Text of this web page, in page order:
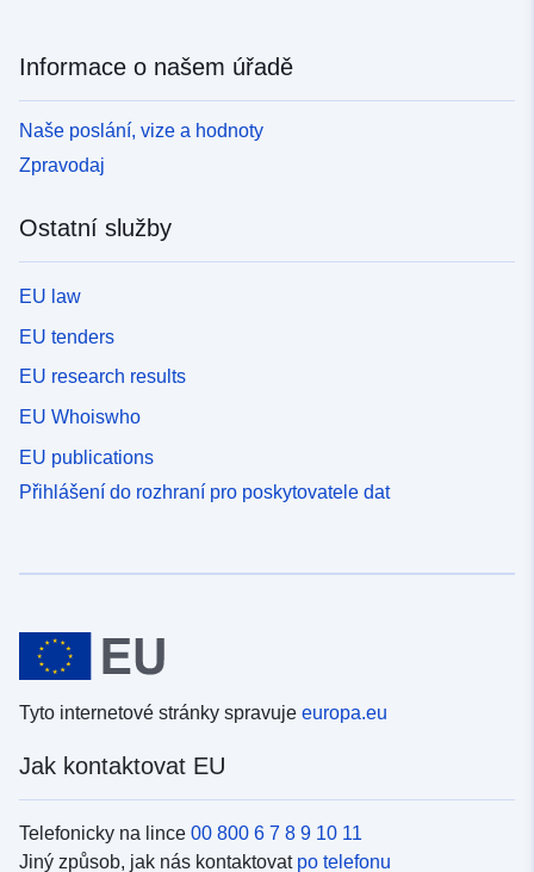
Informace o našem úřadě
Naše poslání, vize a hodnoty
Zpravodaj
Ostatní služby
EU law
EU tenders
EU research results
EU Whoiswho
EU publications
Přihlášení do rozhraní pro poskytovatele dat
Tyto internetové stránky spravuje europa.eu
Jak kontaktovat EU
Telefonicky na lince 00 800 6 7 8 9 10 11
Jiný způsob, jak nás kontaktovat po telefonu